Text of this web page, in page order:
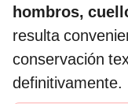
hombros,
resulta
conservación
definitivamente.